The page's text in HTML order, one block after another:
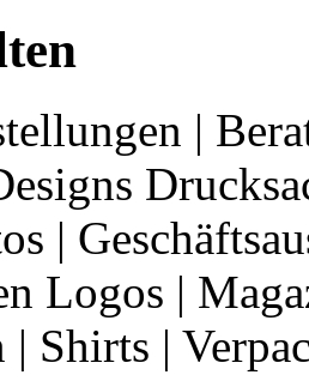
|
|
Logos |
| Shirts |